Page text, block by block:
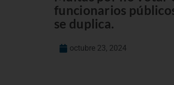
funcionarios
se duplica.
octubre 23, 2024